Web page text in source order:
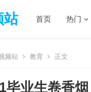
站 首页 热门
频站 教育 正文
毕业生卷香